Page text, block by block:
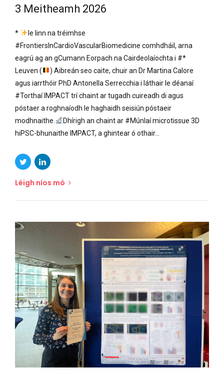
3 Meitheamh 2026
*
le linn na tréimhse
#FrontiersInCardioVascularBiomedicine comhdháil, arna
eagrú ag an gCumann Eorpach na Cairdeolaíochta i #*
Leuven (
) Aibreán seo caite, chuir an Dr Martina Calore
agus iarrthóir PhD Antonella Serrecchia i láthair le déanaí
#Torthaí IMPACT trí chaint ar tugadh cuireadh di agus
póstaer a roghnaíodh le haghaidh seisiún póstaeir
modhnaithe.
Dhírigh an chaint ar #Múnlaí microtissue 3D
hiPSC-bhunaithe IMPACT, a ghintear ó othair...
Léigh níos mó